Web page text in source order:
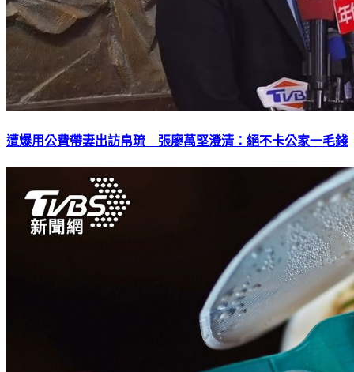
遭爆用公費帶妻出訪帛琉 張廖萬堅澄清：絕不卡公家一毛錢